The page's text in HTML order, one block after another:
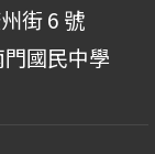
街 6 號
國民中學